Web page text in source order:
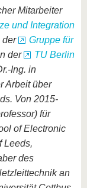
Mitarbeiter
und Integration
der
Gruppe für
der
TU Berlin
Ing. in
Arbeit über
Von 2015-
für
of Electronic
Leeds,
des
an